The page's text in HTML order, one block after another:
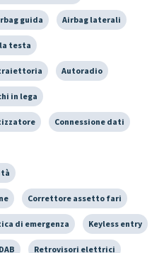
guida Airbag laterali
testa
Autoradio
in lega
Connessione dati
Correttore assetto fari
di emergenza Keyless entry
Retrovisori elettrici